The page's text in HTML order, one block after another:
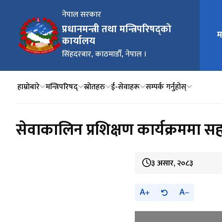
नेपाल सरकार
प्रधानमन्त्री तथा मन्त्रिपरिषद्को
कार्यालय
सिंहदरबार, काठमाडौँ, नेपाल ।
मुख्य
हाम्रोबारे मन्त्रिपरिषद् स्रोतहरु ई-सेवाहरू सम्पर्क गर्नुहोस्
सेवाकालिन प्रशिक्षण कार्यक्रममा
३ असार, २०८३
A A